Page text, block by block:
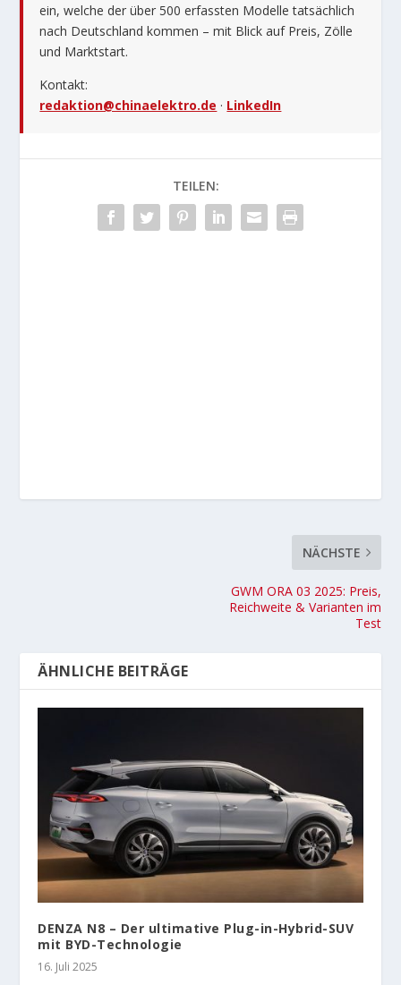
ein, welche der über 500 erfassten Modelle tatsächlich
nach Deutschland kommen – mit Blick auf Preis, Zölle
und Marktstart.
Kontakt:
redaktion@chinaelektro.de · LinkedIn
TEILEN:
NÄCHSTE
GWM ORA 03 2025: Preis,
Reichweite & Varianten im
Test
ÄHNLICHE BEITRÄGE
DENZA N8 – Der ultimative Plug-in-Hybrid-SUV
mit BYD-Technologie
16. Juli 2025